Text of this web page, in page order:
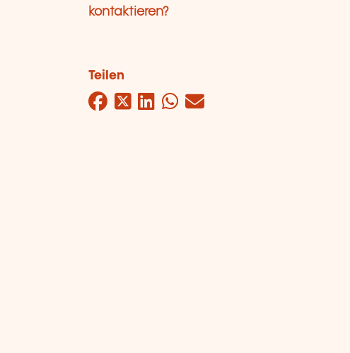
kontaktieren?
Teilen
Facebook
Twitter
LinkedIn
WhatsApp
Mail